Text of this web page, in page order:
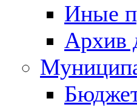
Иные
Архив